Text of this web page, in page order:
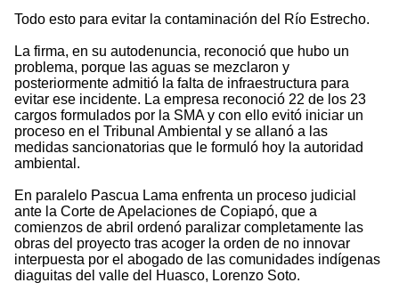
Todo esto para evitar la contaminación del Río Estrecho.
La firma, en su autodenuncia, reconoció que hubo un
problema, porque las aguas se mezclaron y
posteriormente admitió la falta de infraestructura para
evitar ese incidente. La empresa reconoció 22 de los 23
cargos formulados por la SMA y con ello evitó iniciar un
proceso en el Tribunal Ambiental y se allanó a las
medidas sancionatorias que le formuló hoy la autoridad
ambiental.
En paralelo Pascua Lama enfrenta un proceso judicial
ante la Corte de Apelaciones de Copiapó, que a
comienzos de abril ordenó paralizar completamente las
obras del proyecto tras acoger la orden de no innovar
interpuesta por el abogado de las comunidades indígenas
diaguitas del valle del Huasco, Lorenzo Soto.